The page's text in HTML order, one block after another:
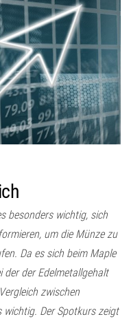
besonders wichtig, sich
um die Münze zu
Da es sich beim Maple
der der Edelmetallgehalt
zwischen
Der Spotkurs zeigt